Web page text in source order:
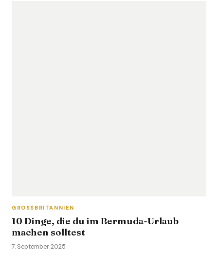
GROSSBRITANNIEN
10 Dinge, die du im Bermuda-Urlaub
machen solltest
7. September 2025